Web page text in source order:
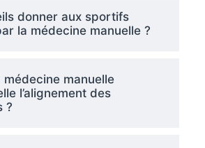
donner aux sportifs
la médecine manuelle ?
médecine manuelle
l’alignement des
?